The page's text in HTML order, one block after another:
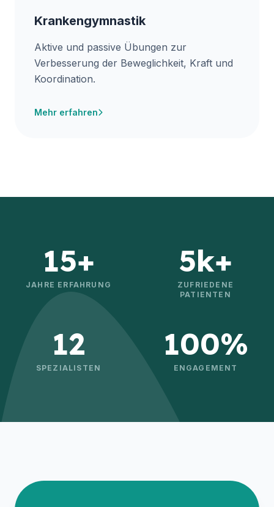
Krankengymnastik
Aktive und passive Übungen zur
Verbesserung der Beweglichkeit, Kraft und
Koordination.
Mehr erfahren
15+
JAHRE ERFAHRUNG
5k+
ZUFRIEDENE
PATIENTEN
12
SPEZIALISTEN
100%
ENGAGEMENT